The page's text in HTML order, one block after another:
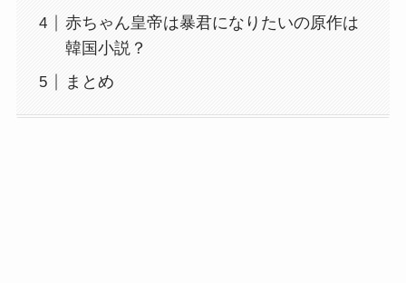
赤ちゃん皇帝は暴君になりたいの原作は
韓国小説？
まとめ